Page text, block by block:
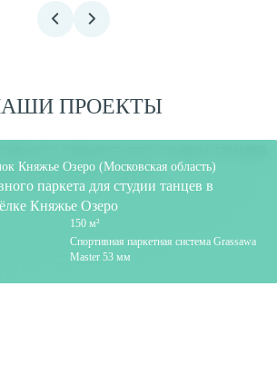
ПРОЕКТЫ
Княжье Озеро (Московская область)
паркета для студии танцев в
Княжье Озеро
150 м²
Спортивная паркетная система Grassawa
Master 53 мм